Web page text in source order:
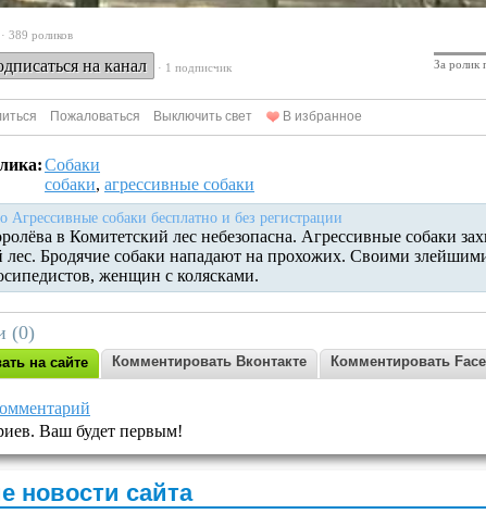
· 389 роликов
на канал · 1 подписчик За ролик
Пожаловаться Выключить свет В избранное
Собаки
собаки, агрессивные собаки
Агрессивные собаки бесплатно и без регистрации
в Комитетский лес небезопасна. Агрессивные собаки
лес. Бродячие собаки нападают на прохожих. Своими
женщин с колясками.
(0)
на сайте Комментировать Вконтакте Комментировать
Ваш будет первым!
новости сайта